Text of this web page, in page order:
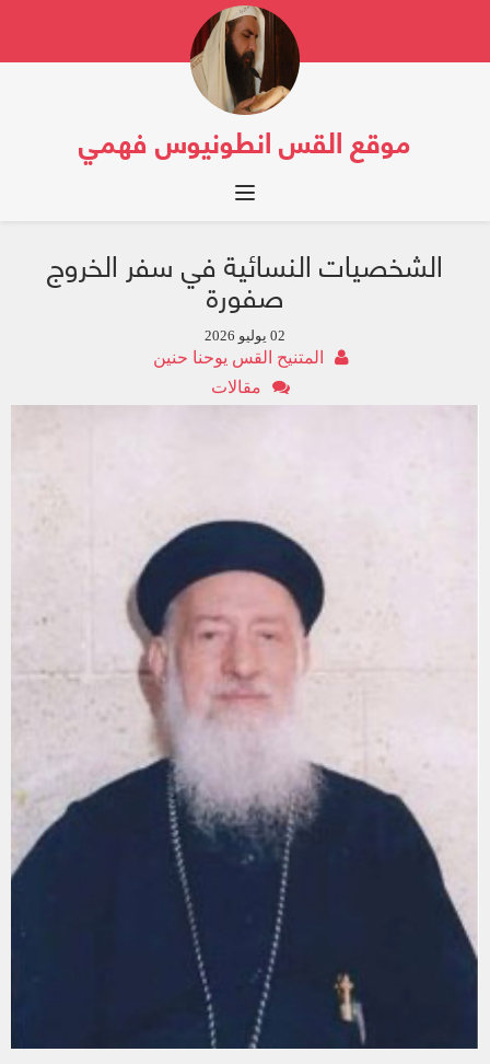
موقع القس انطونيوس فهمي
Toggle navigation
الشخصيات النسائية في سفر الخروج
صفورة
02 يوليو 2026
المتنيح القس يوحنا حنين
مقالات